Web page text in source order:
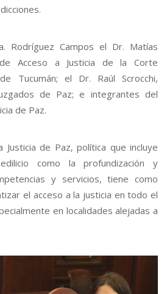
Rodríguez Campos el Dr. Matías
Acceso a Justicia de la Corte
Tucumán; el Dr. Raúl Scrocchi,
de Paz; e integrantes del
de Paz.
Justicia de Paz, política que incluye
como la profundización y
y servicios, tiene como
el acceso a la justicia en todo el
en localidades alejadas a